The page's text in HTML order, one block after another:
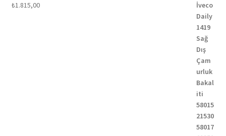
₺1.815,00